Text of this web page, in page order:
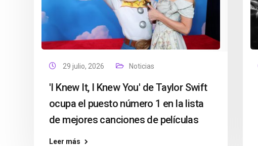
29 julio, 2026 Noticias
'I Knew It, I Knew You' de Taylor Swift
ocupa el puesto número 1 en la lista
de mejores canciones de películas
Leer más